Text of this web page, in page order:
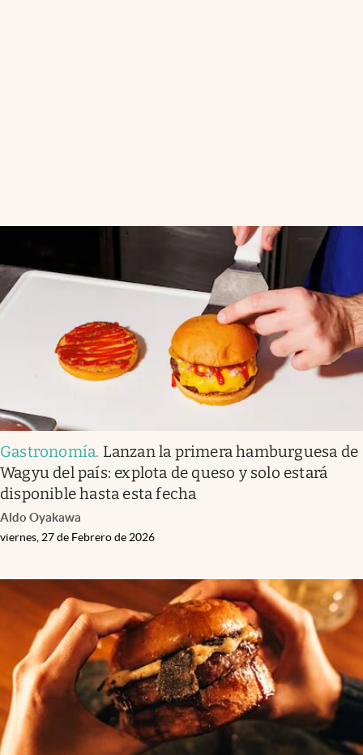
Gastronomía. Lanzan la primera hamburguesa de
Wagyu del país: explota de queso y solo estará
disponible hasta esta fecha
Aldo Oyakawa
viernes, 27 de Febrero de 2026